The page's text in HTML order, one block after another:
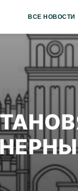
ВСЕ НОВОСТИ